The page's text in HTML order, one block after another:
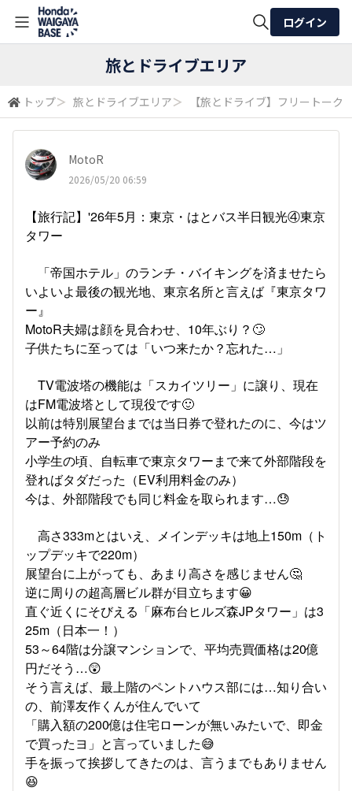
検索
ログイン
旅とドライブエリア
トップ＞ 旅とドライブエリア＞ 【旅とドライブ】フリートーク
MotoR
2026/05/20 06:59
【旅行記】'26年5月：東京・はとバス半日観光④東京
タワー
「帝国ホテル」のランチ・バイキングを済ませたら
いよいよ最後の観光地、東京名所と言えば『東京タワ
ー』
MotoR夫婦は顔を見合わせ、10年ぶり？🙄
子供たちに至っては「いつ来たか？忘れた…」
TV電波塔の機能は「スカイツリー」に譲り、現在
はFM電波塔として現役です🙂
以前は特別展望台までは当日券で登れたのに、今はツ
アー予約のみ
小学生の頃、自転車で東京タワーまで来て外部階段を
登ればタダだった（EV利用料金のみ）
今は、外部階段でも同じ料金を取られます…😓
高さ333mとはいえ、メインデッキは地上150m（ト
ップデッキで220m）
展望台に上がっても、あまり高さを感じません🤔
逆に周りの超高層ビル群が目立ちます😀
直ぐ近くにそびえる「麻布台ヒルズ森JPタワー」は3
25m（日本一！）
53～64階は分譲マンションで、平均売買価格は20億
円だそう…😲
そう言えば、最上階のペントハウス部には…知り合い
の、前澤友作くんが住んでいて
「購入額の200億は住宅ローンが無いみたいで、即金
で買ったヨ」と言っていました😅
手を振って挨拶してきたのは、言うまでもありません
😆